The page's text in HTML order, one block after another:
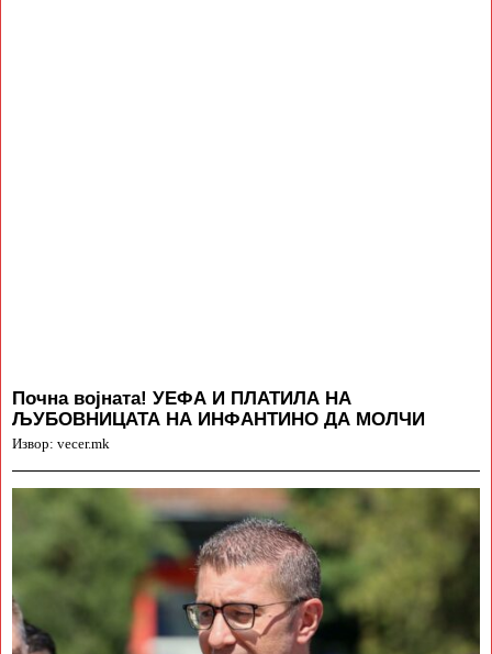
Почна војната! УЕФА И ПЛАТИЛА НА
ЉУБОВНИЦАТА НА ИНФАНТИНО ДА МОЛЧИ
Извор: vecer.mk